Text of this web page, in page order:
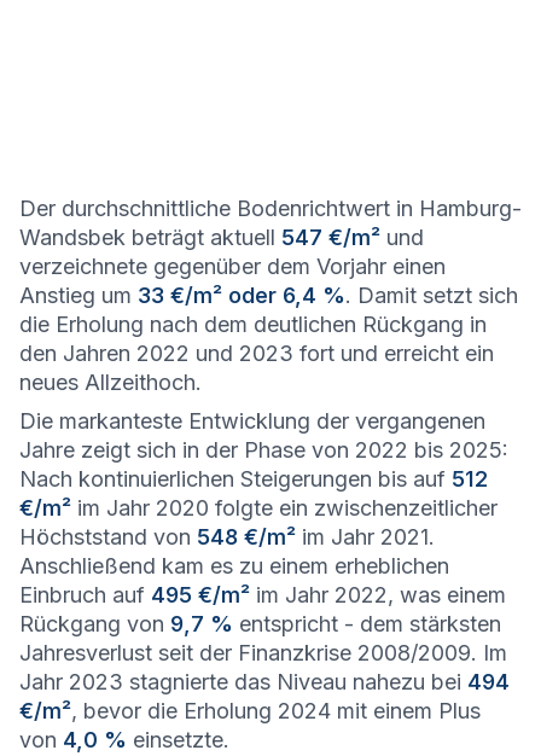
Der durchschnittliche Bodenrichtwert in Hamburg-
Wandsbek beträgt aktuell 547 €/m² und
verzeichnete gegenüber dem Vorjahr einen
Anstieg um 33 €/m² oder 6,4 %. Damit setzt sich
die Erholung nach dem deutlichen Rückgang in
den Jahren 2022 und 2023 fort und erreicht ein
neues Allzeithoch.
Die markanteste Entwicklung der vergangenen
Jahre zeigt sich in der Phase von 2022 bis 2025:
Nach kontinuierlichen Steigerungen bis auf 512
€/m² im Jahr 2020 folgte ein zwischenzeitlicher
Höchststand von 548 €/m² im Jahr 2021.
Anschließend kam es zu einem erheblichen
Einbruch auf 495 €/m² im Jahr 2022, was einem
Rückgang von 9,7 % entspricht - dem stärksten
Jahresverlust seit der Finanzkrise 2008/2009. Im
Jahr 2023 stagnierte das Niveau nahezu bei 494
€/m², bevor die Erholung 2024 mit einem Plus
von 4,0 % einsetzte.